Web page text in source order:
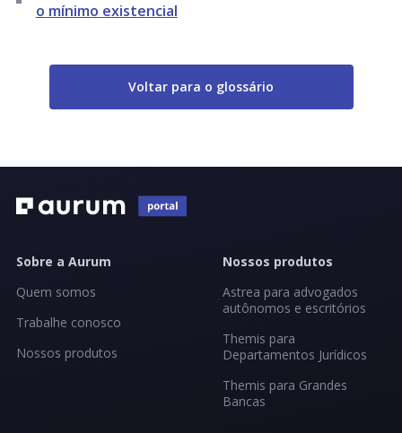
o mínimo existencial
Voltar para o glossário
Sobre a Aurum
Quem somos
Trabalhe conosco
Nossos produtos
Nossos produtos
Astrea para advogados
autônomos e escritórios
Themis para
Departamentos Jurídicos
Themis para Grandes
Bancas